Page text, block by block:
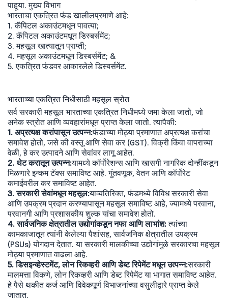
पाहूया. मुख्य विभाग
भारताचा एकत्रित फंड खालीलप्रमाणे आहे:
1. कॅपिटल अकाउंटमधून पावत्या;
2. कॅपिटल अकाउंटमधून डिस्बर्समेंट;
3. महसूल खात्यातून प्राप्ती;
4. महसूल अकाउंटमधून डिस्बर्समेंट; &
5. एकत्रित फंडवर आकारलेले डिस्बर्समेंट.
भारताच्या एकत्रित निधीसाठी महसूल स्रोत
सर्व सरकारी महसूल भारताच्या एकत्रित निधीमध्ये जमा केला जातो, जो
अनेक स्त्रोत आणि व्यवहारांमधून प्राप्त केला जातो. त्यापैकी:
1. अप्रत्यक्ष करांपासून उत्पन्न:फंडाच्या मोठ्या प्रमाणात अप्रत्यक्ष करांचा
समावेश होतो, जसे की वस्तू आणि सेवा कर (GST). विक्री किंवा वापराच्या
वेळी, हे कर उत्पादने आणि सेवांवर लागू आहेत.
2. थेट करातून उत्पन्न:यामध्ये कॉर्पोरेशन्स आणि खासगी नागरिक दोन्हींकडून
मिळणारे इन्कम टॅक्स समाविष्ट आहे. गुंतवणूक, वेतन आणि कॉर्पोरेट
कमाईवरील कर समाविष्ट आहेत.
3. सरकारी सेवांमधून महसूल:याव्यतिरिक्त, फंडमध्ये विविध सरकारी सेवा
आणि उपक्रम प्रदान करण्यापासून महसूल समाविष्ट आहे, ज्यामध्ये परवाना,
परवानगी आणि प्रशासकीय शुल्क यांचा समावेश होतो.
4. सार्वजनिक क्षेत्रातील उद्योगांकडून नफा आणि लाभांश:त्यांच्या
कामकाजातून त्यांनी केलेल्या पैशांसह, सार्वजनिक क्षेत्रातील उपक्रम
(PSUs) योगदान देतात. या सरकारी मालकीच्या उद्योगांमुळे सरकारचा महसूल
मोठ्या प्रमाणात वाढला आहे.
5. डिसइन्व्हेस्टमेंट, लोन रिकव्हरी आणि डेब्ट रिपेमेंट मधून उत्पन्न:सरकारी
मालमत्ता विकणे, लोन रिकव्हरी आणि डेब्ट रिपेमेंट या भागात समाविष्ट आहेत.
हे पैसे थकीत कर्ज आणि विवेकपूर्ण विभाजनांच्या वसुलीद्वारे प्राप्त केले
जातात.